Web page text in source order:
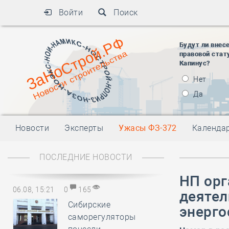
Войти Поиск
Будут ли
правовой
Капинус?
Нет
Да
Новости Эксперты Ужасы ФЗ-372
ПОСЛЕДНИЕ НОВОСТИ
06.08, 15:21 0 165
Сибирские
саморегуляторы
НП